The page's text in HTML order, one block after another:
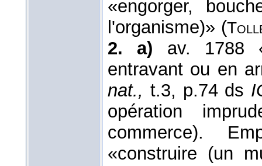
«engorger,
l'organisme)» (
2. a) av. 1788
entravant ou en
nat., t.3, p.74 ds
opération
commerce).
«construire (un